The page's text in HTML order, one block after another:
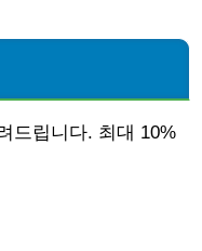
드립니다. 최대 10%